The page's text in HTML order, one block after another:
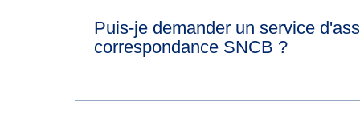
disponibles, vous pourrez voir la durée du
prendre votre correspondance.
Puis-je demander un service
correspondance SNCB ?